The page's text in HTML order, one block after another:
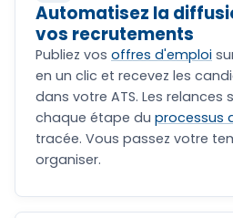
Automatisez la
vos recrutements
Publiez vos offres d'emploi
en un clic et recevez les
dans votre ATS. Les
chaque étape du processus
tracée. Vous passez votre
organiser.